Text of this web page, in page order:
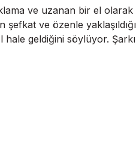
ve uzanan bir el
şefkat ve özenle
geldiğini söylüyor.